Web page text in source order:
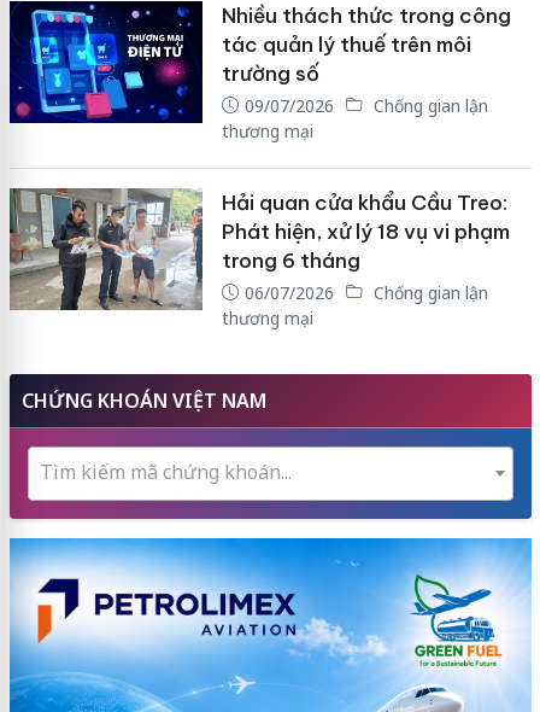
Nhiều thách thức trong công
tác quản lý thuế trên môi
trường số
09/07/2026
Chống gian lận
thương mại
Hải quan cửa khẩu Cầu Treo:
Phát hiện, xử lý 18 vụ vi phạm
trong 6 tháng
06/07/2026
Chống gian lận
thương mại
CHỨNG KHOÁN VIỆT NAM
Tìm kiếm mã chứng khoán...